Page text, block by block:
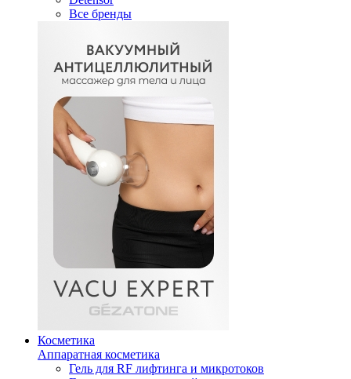
Все бренды
Косметика
Аппаратная косметика
Гель для RF лифтинга и микротоков